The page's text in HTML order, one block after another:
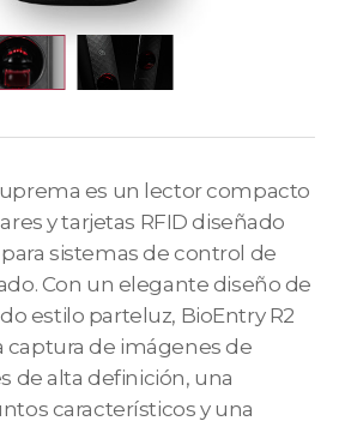
es un lector compacto
y tarjetas RFID diseñado
sistemas de control de
Con un elegante diseño de
estilo parteluz, BioEntry R2
captura de imágenes de
de alta definición, una
característicos y una